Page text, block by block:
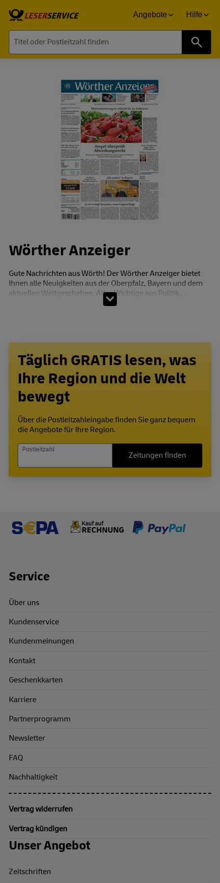
Angebote Hilfe
Wörther Anzeiger
Gute Nachrichten aus Wörth! Der Wörther Anzeiger bietet
Ihnen alle Neuigkeiten aus der Oberpfalz, Bayern und dem
aktuellen Weltgeschehen. Alles Wichtige aus Politik,...
Täglich GRATIS lesen, was
Ihre Region und die Welt
bewegt
Über die Postleitzahleingabe finden Sie ganz bequem
die Angebote für Ihre Region.
Postleitzahl
Zeitungen finden
Footer Links
Service
Über uns
Kundenservice
Kundenmeinungen
Kontakt
Geschenkkarten
Karriere
Partnerprogramm
Newsletter
FAQ
Nachhaltigkeit
Vertrag widerrufen
Vertrag kündigen
Unser Angebot
Zeitschriften